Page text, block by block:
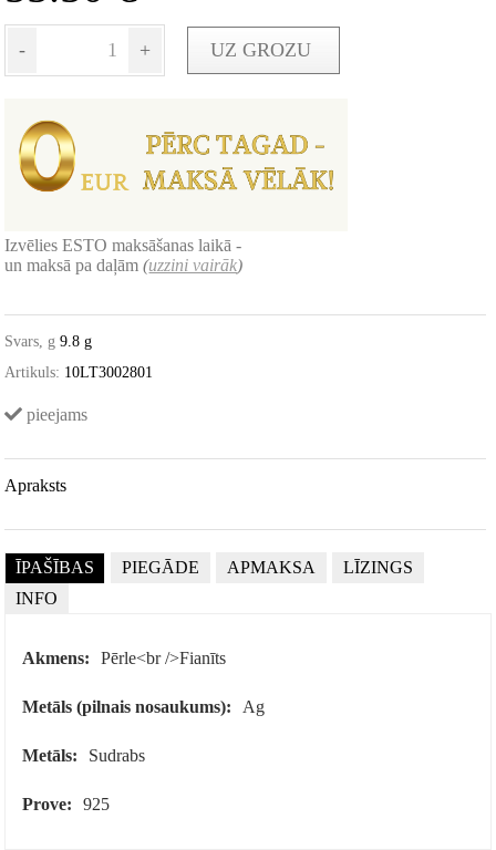
- + UZ GROZU
Izvēlies ESTO maksāšanas laikā -
un maksā pa daļām(uzzini vairāk)
Svars, g 9.8 g
Artikuls: 10LT3002801
pieejams
Apraksts
ĪPAŠĪBAS PIEGĀDE APMAKSA
LĪZINGS
INFO
Akmens: Pērle<br />Fianīts
Metāls (pilnais nosaukums): Ag
Metāls: Sudrabs
Prove: 925